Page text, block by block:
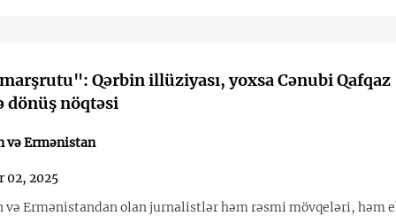
Qərbin illüziyası, yoxsa Cənubi Qafqaz
dönüş nöqtəsi
və Ermənistan
02, 2025
və Ermənistandan olan jurnalistlər həm rəsmi mövqeləri, həm